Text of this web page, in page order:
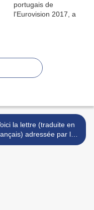
la lettre (traduite en
adressée par la
Générale de